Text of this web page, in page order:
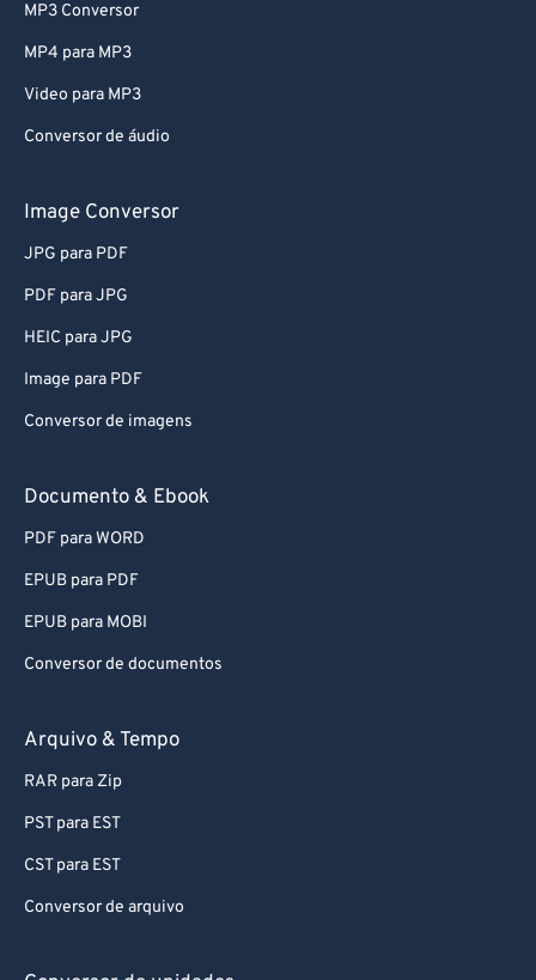
MP3 Conversor
MP4 para MP3
Video para MP3
Conversor de áudio
Image Conversor
JPG para PDF
PDF para JPG
HEIC para JPG
Image para PDF
Conversor de imagens
Documento & Ebook
PDF para WORD
EPUB para PDF
EPUB para MOBI
Conversor de documentos
Arquivo & Tempo
RAR para Zip
PST para EST
CST para EST
Conversor de arquivo